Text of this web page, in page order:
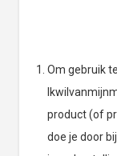
Om gebruik
product (of
doe je door